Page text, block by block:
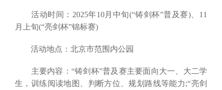
活动时间：2025年10月中旬(“铸剑杯”普及赛)、11
月上旬(“亮剑杯”锦标赛)
活动地点：北京市范围内公园
主要内容：“铸剑杯”普及赛主要面向大一、大二学
生，训练阅读地图、判断方位、规划路线等能力;“亮剑